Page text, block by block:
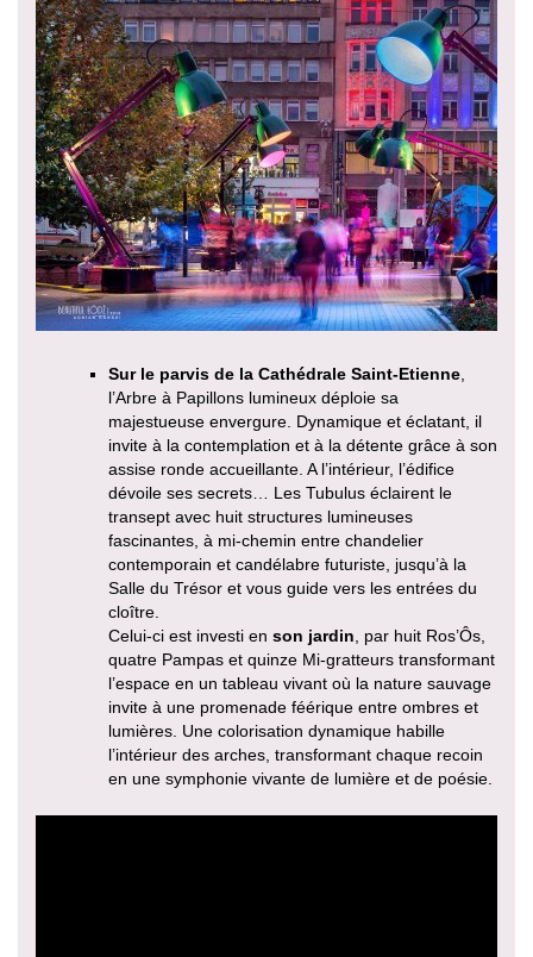
Sur le parvis de la Cathédrale Saint-Etienne
l’Arbre à Papillons lumineux déploie sa
majestueuse envergure. Dynamique et éclatant, il
invite à la contemplation et à la détente grâce à son
assise ronde accueillante. A l’intérieur, l’édifice
dévoile ses secrets… Les Tubulus éclairent le
transept avec huit structures lumineuses
fascinantes, à mi-chemin entre chandelier
contemporain et candélabre futuriste, jusqu’à la
Salle du Trésor et vous guide vers les entrées du
cloître.
Celui-ci est investi en son jardin , par huit Ros’Ôs,
quatre Pampas et quinze Mi-gratteurs transformant
l’espace en un tableau vivant où la nature sauvage
invite à une promenade féérique entre ombres et
lumières. Une colorisation dynamique habille
l’intérieur des arches, transformant chaque recoin
en une symphonie vivante de lumière et de poésie.